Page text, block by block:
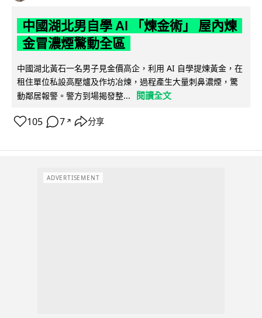
中國湖北男自學 AI 「煉金術」 屋內煉
金冒濃煙驚動全區
中國湖北黃石一名男子見金價高企，利用 AI 自學提煉黃金，在
租住單位私設高壓爐及作坊冶煉，過程產生大量刺鼻濃煙，驚
動鄰居報警。警方到場揭發整...
閱讀全文
105 7 ↗ 分享
ADVERTISEMENT